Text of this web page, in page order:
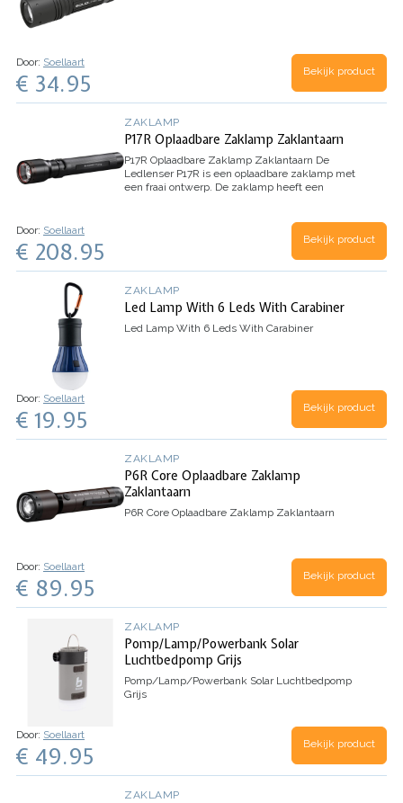
Door: Soellaart
€ 34.95 Bekijk product
ZAKLAMP
P17R Oplaadbare Zaklamp Zaklantaarn
P17R Oplaadbare Zaklamp Zaklantaarn De
Ledlenser P17R is een oplaadbare zaklamp met
een fraai ontwerp. De zaklamp heeft een
Door: Soellaart
€ 208.95 Bekijk product
ZAKLAMP
Led Lamp With 6 Leds With Carabiner
Led Lamp With 6 Leds With Carabiner
Door: Soellaart
€ 19.95 Bekijk product
ZAKLAMP
P6R Core Oplaadbare Zaklamp
Zaklantaarn
P6R Core Oplaadbare Zaklamp Zaklantaarn
Door: Soellaart
€ 89.95 Bekijk product
ZAKLAMP
Pomp/Lamp/Powerbank Solar
Luchtbedpomp Grijs
Pomp/Lamp/Powerbank Solar Luchtbedpomp
Grijs
Door: Soellaart
€ 49.95 Bekijk product
ZAKLAMP